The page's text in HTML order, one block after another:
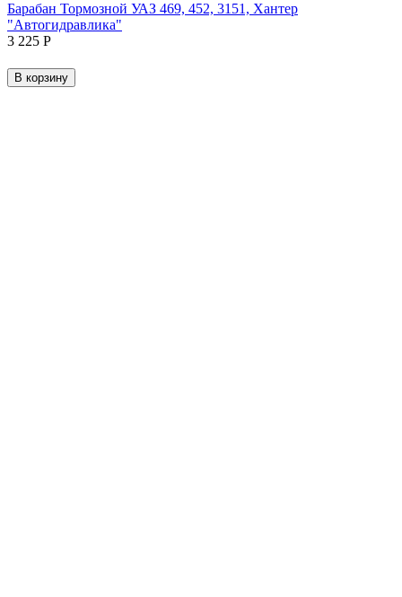
Барабан Тормозной УАЗ 469, 452, 3151, Хантер
"Автогидравлика"
3 225 Р
В корзину